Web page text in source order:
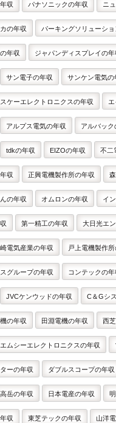
年収 パナソニックの年収 ニ
カの年収 パーキングソリューシ
の年収 ジャパンディスプレイの年
サン電子の年収 サンケン電気の
スケーエレクトロニクスの年収
アルプス電気の年収 アルバック
tdkの年収 EIZOの年収 不二
年収 正興電機製作所の年収
んの年収 オムロンの年収 イ
収 第一精工の年収 大日光エ
崎電気産業の年収 戸上電機製作
スグループの年収 コンテックの年
JVCケンウッドの年収 C＆Gシ
機の年収 田淵電機の年収 西
エムシーエレクトロニクスの年収
ターの年収 ダブルスコープの年収
高岳の年収 日本電産の年収
年収 東芝テックの年収 山洋